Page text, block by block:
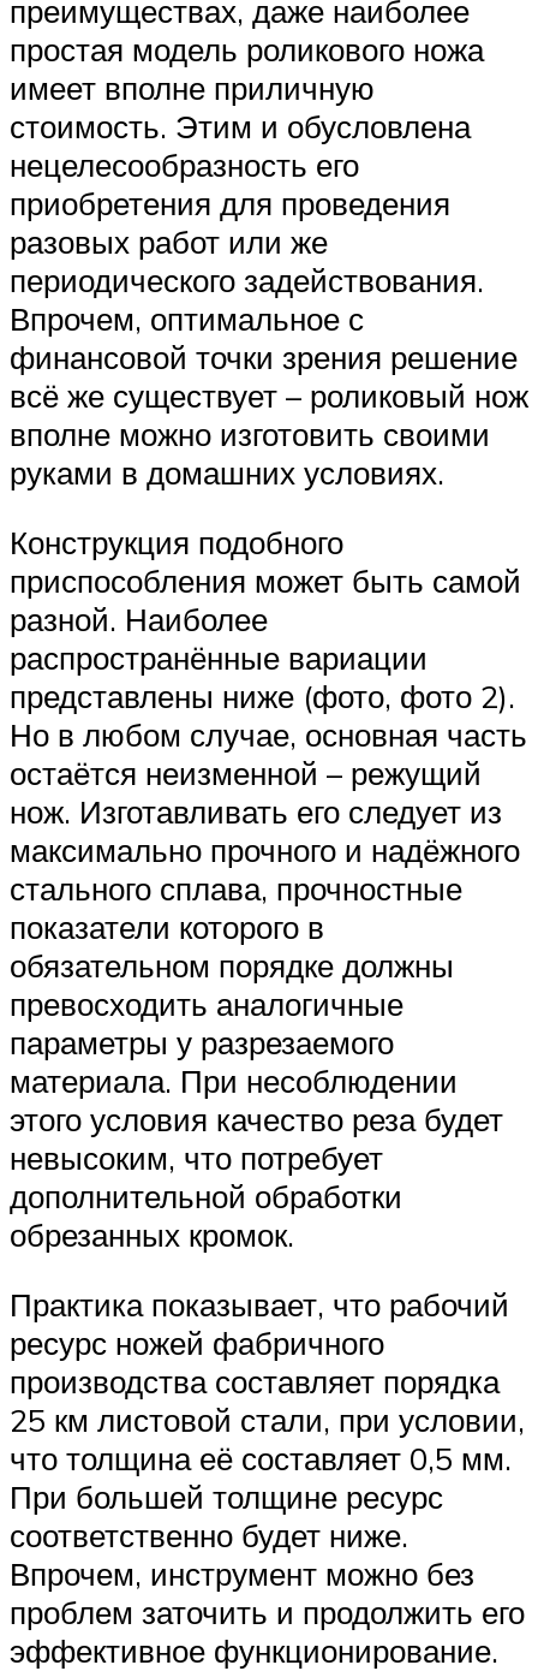
преимуществах, даже наиболее
простая модель роликового ножа
имеет вполне приличную
стоимость. Этим и обусловлена
нецелесообразность его
приобретения для проведения
разовых работ или же
периодического задействования.
Впрочем, оптимальное с
финансовой точки зрения решение
всё же существует – роликовый нож
вполне можно изготовить своими
руками в домашних условиях.
Конструкция подобного
приспособления может быть самой
разной. Наиболее
распространённые вариации
представлены ниже (фото, фото 2).
Но в любом случае, основная часть
остаётся неизменной – режущий
нож. Изготавливать его следует из
максимально прочного и надёжного
стального сплава, прочностные
показатели которого в
обязательном порядке должны
превосходить аналогичные
параметры у разрезаемого
материала. При несоблюдении
этого условия качество реза будет
невысоким, что потребует
дополнительной обработки
обрезанных кромок.
Практика показывает, что рабочий
ресурс ножей фабричного
производства составляет порядка
25 км листовой стали, при условии,
что толщина её составляет 0,5 мм.
При большей толщине ресурс
соответственно будет ниже.
Впрочем, инструмент можно без
проблем заточить и продолжить его
эффективное функционирование.